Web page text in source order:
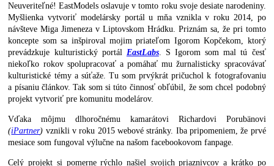
Neuveriteľné! EastModels oslavuje v tomto roku svoje desiate narodeniny.
Myšlienka vytvoriť modelársky portál u mňa vznikla v roku 2014, po
návšteve Miga Jimeneza v Liptovskom Hrádku. Priznám sa, že pri tomto
koncepte som sa inšpiroval mojim priateľom Igorom Kopčekom, ktorý
prevádzkuje kulturistický portál EastLabs. S Igorom som mal tú česť
niekoľko rokov spolupracovať a pomáhať mu žurnalisticky spracovávať
kulturistické témy a súťaže. Tu som prvýkrát pričuchol k fotografovaniu
a písaniu článkov. Tak som si túto činnosť obľúbil, že som chcel podobný
projekt vytvoriť pre komunitu modelárov.
Vďaka môjmu dlhoročnému kamarátovi Richardovi Porubänovi
(iPartner) vznikli v roku 2015 webové stránky. Iba pripomeniem, že prvé
mesiace som fungoval výlučne na našom facebookovom fanpage.
Celý projekt si pomerne rýchlo našiel svojich priaznivcov a krátko po